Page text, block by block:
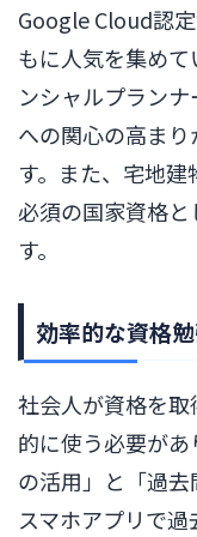
Google Cloud認
もに人気を集め
ンシャルプラン
への関心の高ま
す。また、宅地
必須の国家資格と
す。
効率的な資格
社会人が資格を
的に使う必要が
の活用」と「過
スマホアプリで